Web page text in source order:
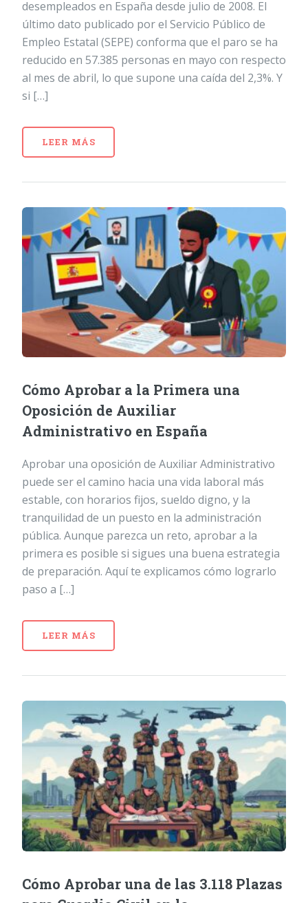
desempleados en España desde julio de 2008. El
último dato publicado por el Servicio Público de
Empleo Estatal (SEPE) conforma que el paro se ha
reducido en 57.385 personas en mayo con respecto
al mes de abril, lo que supone una caída del 2,3%. Y
si […]
LEER MÁS
Cómo Aprobar a la Primera una
Oposición de Auxiliar
Administrativo en España
Aprobar una oposición de Auxiliar Administrativo
puede ser el camino hacia una vida laboral más
estable, con horarios fijos, sueldo digno, y la
tranquilidad de un puesto en la administración
pública. Aunque parezca un reto, aprobar a la
primera es posible si sigues una buena estrategia
de preparación. Aquí te explicamos cómo lograrlo
paso a […]
LEER MÁS
Cómo Aprobar una de las 3.118 Plazas